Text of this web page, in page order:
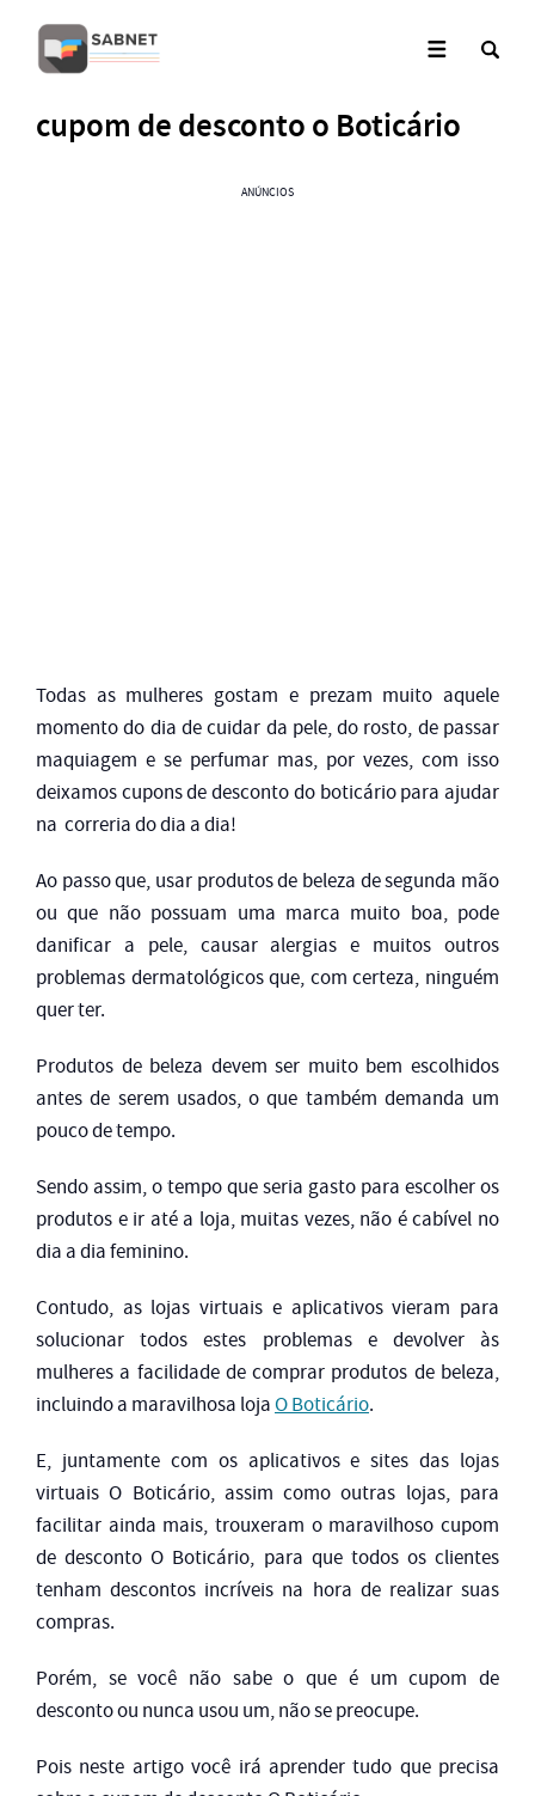
cupom de desconto o Boticário
ANÚNCIOS
Todas as mulheres gostam e prezam muito aquele
momento do dia de cuidar da pele, do rosto, de passar
maquiagem e se perfumar mas, por vezes, com isso
deixamos cupons de desconto do boticário para ajudar
na correria do dia a dia!
Ao passo que, usar produtos de beleza de segunda mão
ou que não possuam uma marca muito boa, pode
danificar a pele, causar alergias e muitos outros
problemas dermatológicos que, com certeza, ninguém
quer ter.
Produtos de beleza devem ser muito bem escolhidos
antes de serem usados, o que também demanda um
pouco de tempo.
Sendo assim, o tempo que seria gasto para escolher os
produtos e ir até a loja, muitas vezes, não é cabível no
dia a dia feminino.
Contudo, as lojas virtuais e aplicativos vieram para
solucionar todos estes problemas e devolver às
mulheres a facilidade de comprar produtos de beleza,
incluindo a maravilhosa lojaO Boticário.
E, juntamente com os aplicativos e sites das lojas
virtuais O Boticário, assim como outras lojas, para
facilitar ainda mais, trouxeram o maravilhoso cupom
de desconto O Boticário, para que todos os clientes
tenham descontos incríveis na hora de realizar suas
compras.
Porém, se você não sabe o que é um cupom de
desconto ou nunca usou um, não se preocupe.
Pois neste artigo você irá aprender tudo que precisa